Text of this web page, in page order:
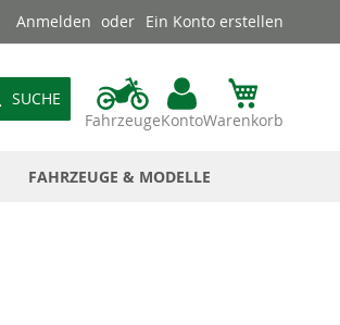
Anmelden Ein Konto erstellen
FahrzeugeKontoWarenkorb
SUCHE
FAHRZEUGE & MODELLE